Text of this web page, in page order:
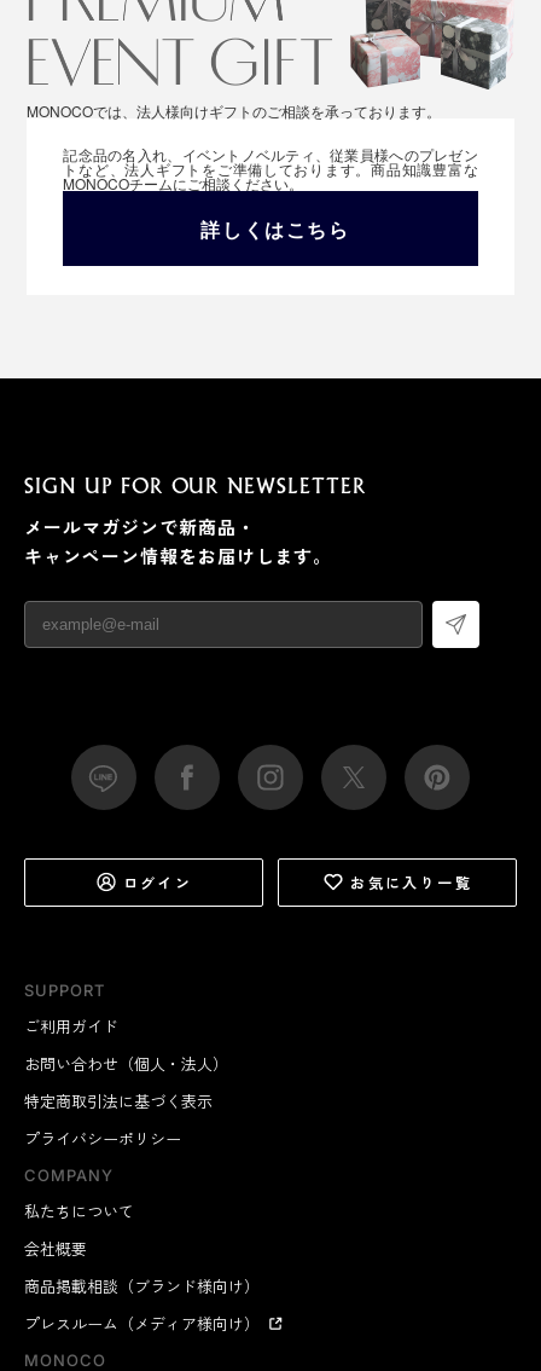
MONOCOでは、法人様向けギフトのご相談を承っております。
記念品の名入れ、イベントノベルティ、従業員様へのプレゼン
トなど、法人ギフトをご準備しております。商品知識豊富な
MONOCOチームにご相談ください。
詳しくはこちら
SUPPORT
ご利用ガイド
お問い合わせ（個人・法人）
特定商取引法に基づく表示
プライバシーポリシー
COMPANY
私たちについて
会社概要
商品掲載相談（ブランド様向け）
プレスルーム（メディア様向け）
MONOCO
SIGN UP FOR OUR NEWSLETTER
メールマガジンで新商品・
キャンペーン情報をお届けします。
ログイン お気に入り一覧